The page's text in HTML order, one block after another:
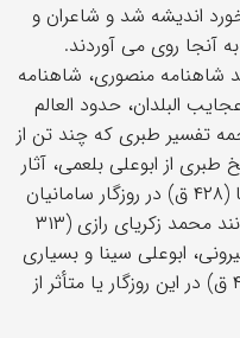
اندیشه شد و شاعران و
آنجا روی می آوردند.
شاهنامه منصوری، شاهنامه
البلدان، حدود العالم
تفسیر طبری که چند تن از
طبری از ابوعلی بلعمی، آثار
ابوریحان بیرونی (۴۴۰ ق) وابوعلی سینا (۴۲۸ ق) در روزگار سامانیان
پدید آمدند. دانشمندان برجسته ای مانند محمد زکریای رازی (۳۱۳
ابوریحان بیرونی، ابوعلی سینا و بسیاری
از شاعران بزرگ مانند فردوسی (۴۱۰ر۴۱۶ ق) در این روزگار یا متأثر از